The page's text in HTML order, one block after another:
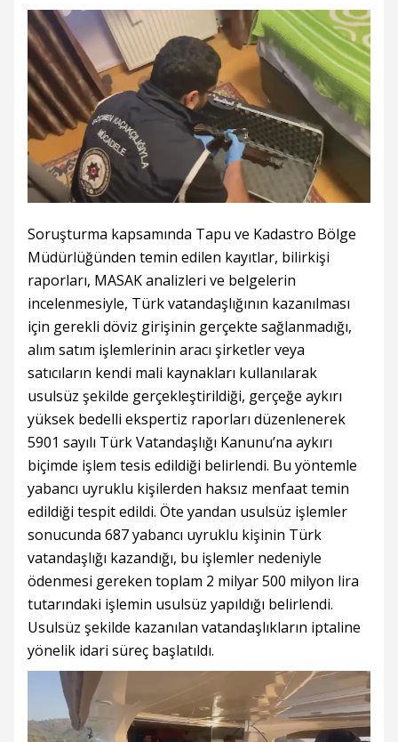
Soruşturma kapsamında Tapu ve Kadastro Bölge
Müdürlüğünden temin edilen kayıtlar, bilirkişi
raporları, MASAK analizleri ve belgelerin
incelenmesiyle, Türk vatandaşlığının kazanılması
için gerekli döviz girişinin gerçekte sağlanmadığı,
alım satım işlemlerinin aracı şirketler veya
satıcıların kendi mali kaynakları kullanılarak
usulsüz şekilde gerçekleştirildiği, gerçeğe aykırı
yüksek bedelli ekspertiz raporları düzenlenerek
5901 sayılı Türk Vatandaşlığı Kanunu’na aykırı
biçimde işlem tesis edildiği belirlendi. Bu yöntemle
yabancı uyruklu kişilerden haksız menfaat temin
edildiği tespit edildi. Öte yandan usulsüz işlemler
sonucunda 687 yabancı uyruklu kişinin Türk
vatandaşlığı kazandığı, bu işlemler nedeniyle
ödenmesi gereken toplam 2 milyar 500 milyon lira
tutarındaki işlemin usulsüz yapıldığı belirlendi.
Usulsüz şekilde kazanılan vatandaşlıkların iptaline
yönelik idari süreç başlatıldı.